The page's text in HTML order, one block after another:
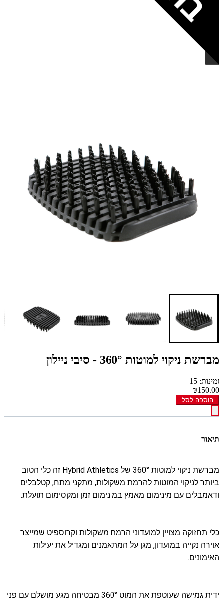
מברשת ניקוי למוטות 360° - סיבי ניילון
זמינות: 15
₪150.00
הוספה לסל
תיאור
מברשת ניקוי למוטות 360° של Hybrid Athletics זה כלי הטוב
ביותר לניקוי המוטות להרמת משקולות, מתקני מתח, קטלבלים
ודאמבלים עם מינימום מאמץ במינימום זמן ומקסימום תועלת.
כלי תחזוקה מצויין למועדוני הרמת משקולות וקרוספיט שמייצר
אוירה נקייה במועדון, מגן על המתאמנים ומגדיל את יעילות
האימונים.
ידית גמישה שעוטפת את המוט 360° מבטיחה מגע מושלם עם פני